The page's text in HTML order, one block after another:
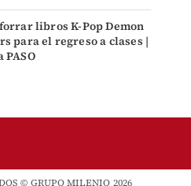
libros K-Pop Demon
para el regreso a clases |
PASO
© GRUPO MILENIO 2026